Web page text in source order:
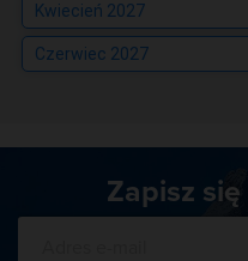
Kwiecień 2027
Czerwiec 2027
Zapisz